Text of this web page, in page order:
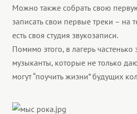
Можно также собрать свою
записать свои первые треки – на
есть своя студия звукозаписи.
Помимо этого, в лагерь
музыканты, которые не только
могут “поучить жизни” будущих